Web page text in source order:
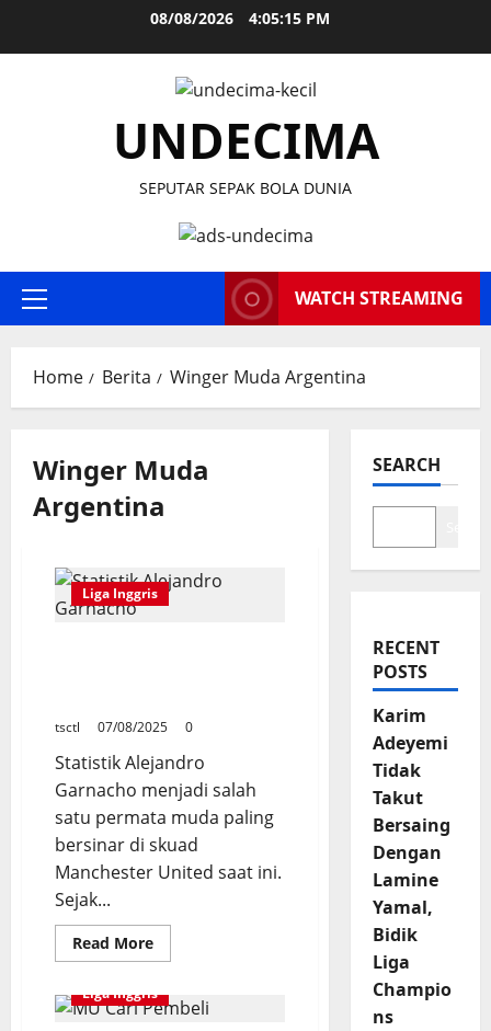
08/08/2026 4:05:16 PM
UNDECIMA
SEPUTAR SEPAK BOLA DUNIA
Primary
WATCH STREAMING
Home Berita Winger Muda Argentina
Winger Muda
Argentina
Liga Inggris
tsctl 07/08/2025 0
Statistik Alejandro
Garnacho menjadi salah
satu permata muda paling
bersinar di skuad
Manchester United saat ini.
Sejak...
Read MoreRead
more
Alejandro
Garnacho
Liga Inggris
SEARCH
RECENT
POSTS
Karim
Adeyemi
Tidak
Takut
Bersaing
Dengan
Lamine
Yamal,
Bidik
Liga
Champio
ns